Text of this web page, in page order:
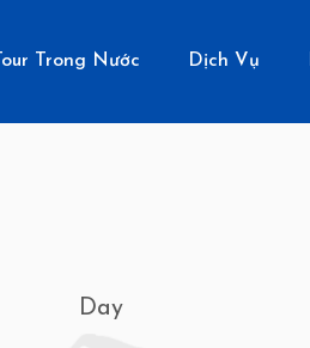
Tour Trong Nước Dịch Vụ
Day